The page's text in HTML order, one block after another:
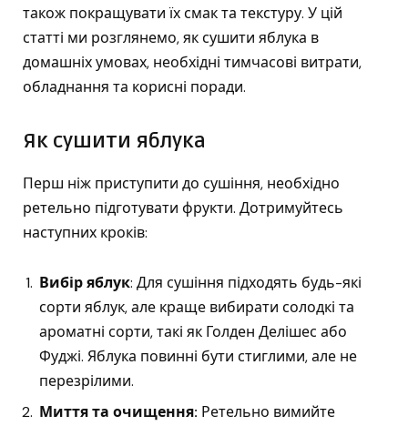
також покращувати їх смак та текстуру. У цій
статті ми розглянемо, як сушити яблука в
домашніх умовах, необхідні тимчасові витрати,
обладнання та корисні поради.
Як сушити яблука
Перш ніж приступити до сушіння, необхідно
ретельно підготувати фрукти. Дотримуйтесь
наступних кроків:
Вибір яблук: Для сушіння підходять будь-які
сорти яблук, але краще вибирати солодкі та
ароматні сорти, такі як Голден Делішес або
Фуджі. Яблука повинні бути стиглими, але не
перезрілими.
Миття та очищення: Ретельно вимийте